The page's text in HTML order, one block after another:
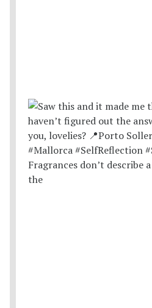
Fragrances don’t describe
the